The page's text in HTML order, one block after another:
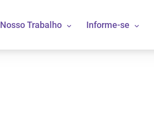
Nosso Trabalho Informe-se